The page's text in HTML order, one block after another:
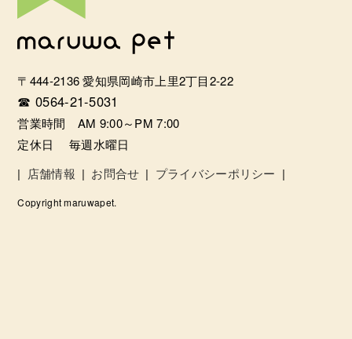
〒444-2136 愛知県岡崎市上里2丁目2-22
☎ 0564-21-5031
営業時間 AM 9:00～PM 7:00
定休日 毎週水曜日
| 店舗情報 | お問合せ | プライバシーポリシー |
Copyright maruwapet.